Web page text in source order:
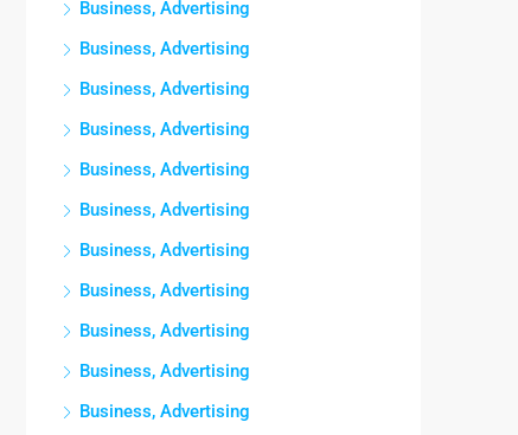
Business, Advertising
Business, Advertising
Business, Advertising
Business, Advertising
Business, Advertising
Business, Advertising
Business, Advertising
Business, Advertising
Business, Advertising
Business, Advertising
Business, Advertising